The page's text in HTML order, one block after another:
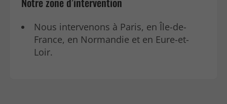
Nous intervenons à Paris, en Île-de-
France, en Normandie et en Eure-et-
Loir.